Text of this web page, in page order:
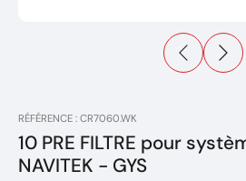
RÉFÉRENCE : CR7060.WK
10 PRE FILTRE pour
NAVITEK - GYS